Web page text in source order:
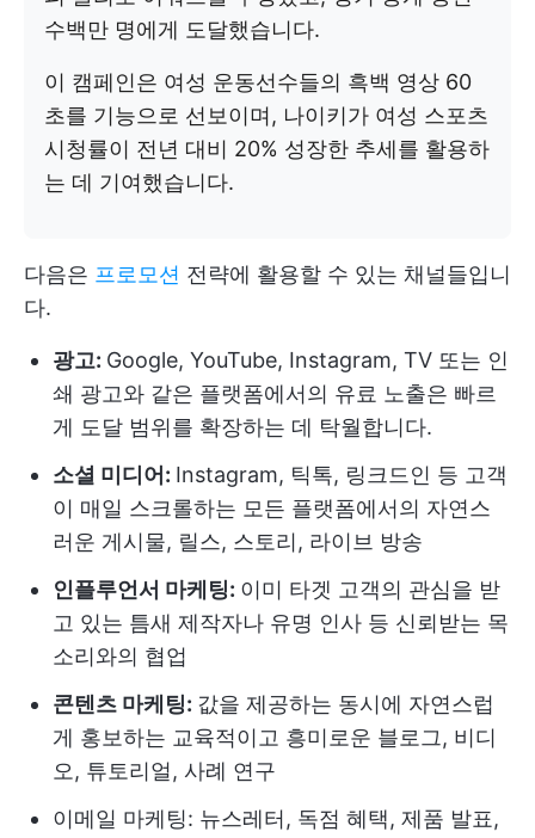
수백만 명에게 도달했습니다.
이 캠페인은 여성 운동선수들의 흑백 영상 60
초를 기능으로 선보이며, 나이키가 여성 스포츠
시청률이 전년 대비 20% 성장한 추세를 활용하
는 데 기여했습니다.
다음은 프로모션 전략에 활용할 수 있는 채널들입니
다.
광고: Google, YouTube, Instagram, TV 또는 인
쇄 광고와 같은 플랫폼에서의 유료 노출은 빠르
게 도달 범위를 확장하는 데 탁월합니다.
소셜 미디어: Instagram, 틱톡, 링크드인 등 고객
이 매일 스크롤하는 모든 플랫폼에서의 자연스
러운 게시물, 릴스, 스토리, 라이브 방송
인플루언서 마케팅: 이미 타겟 고객의 관심을 받
고 있는 틈새 제작자나 유명 인사 등 신뢰받는 목
소리와의 협업
콘텐츠 마케팅: 값을 제공하는 동시에 자연스럽
게 홍보하는 교육적이고 흥미로운 블로그, 비디
오, 튜토리얼, 사례 연구
이메일 마케팅: 뉴스레터, 독점 혜택, 제품 발표,